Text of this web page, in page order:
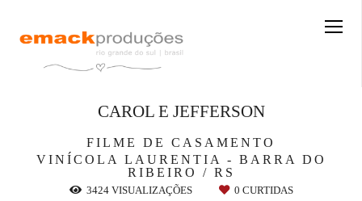
FILME DE CASAMENTO
VINÍCOLA LAURENTIA - BARRA DO
RIBEIRO / RS
CAROL E JEFFERSON
3424VISUALIZAÇÕES 0 CURTIDAS